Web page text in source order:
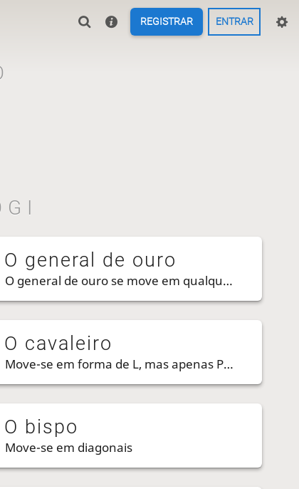
REGISTRAR ENTRAR
O general de ouro
O general de ouro se move em qualquer direção, EXCETO diagonalmente para trás.
O cavaleiro
Move-se em forma de L, mas apenas PARA FRENTE!
O bispo
Move-se em diagonais